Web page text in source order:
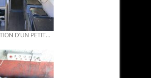
RÉALISATION D’UN PETIT ATELIER D’ELECTRO-ZINGAGE.